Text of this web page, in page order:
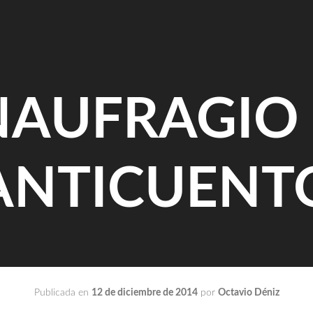
Publicada en 12 de diciembre de 2014por Octavio Déniz